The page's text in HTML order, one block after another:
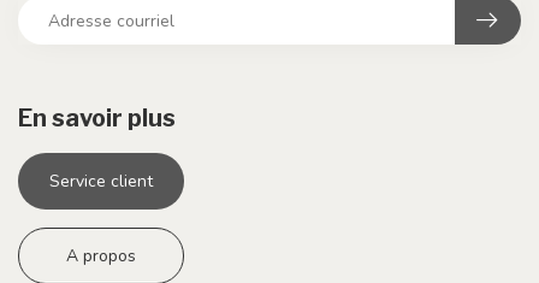
En savoir plus
Service client
A propos